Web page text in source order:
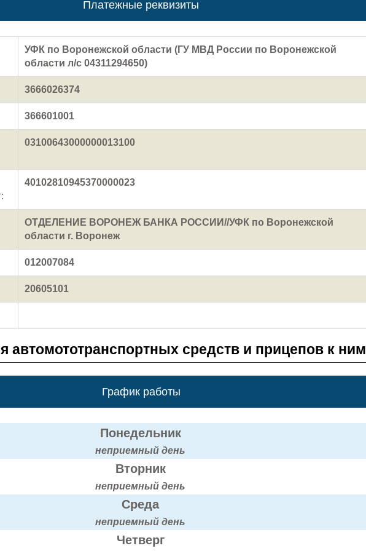
Платежные реквизиты
УФК по Воронежской области (ГУ МВД России по Воронежской
области л/с 04311294650)
3666026374
366601001
03100643000000013100
40102810945370000023
ОТДЕЛЕНИЕ ВОРОНЕЖ БАНКА РОССИИ//УФК по Воронежской
области г. Воронеж
012007084
20605101
автомототранспортных средств и прицепов к ним
График работы
Понедельник
неприемный день
Вторник
неприемный день
Среда
неприемный день
Четверг